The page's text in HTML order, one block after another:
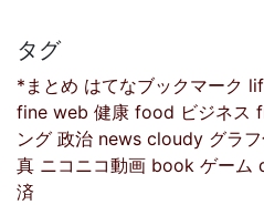
タグ
*まとめ はてなブックマーク
fine web 健康 food ビジネス
ング 政治 news cloudy グラ
真 ニコニコ動画 book ゲーム
済